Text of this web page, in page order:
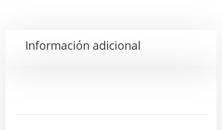
Información adicional